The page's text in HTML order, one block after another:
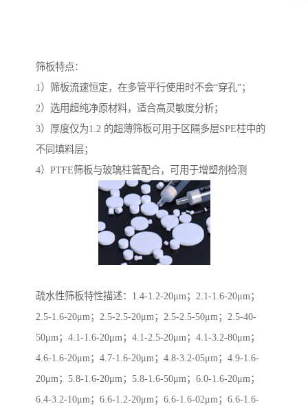
筛板特点：
1）筛板流速恒定，在多管平行使用时不会“穿孔”；
2）选用超纯净原材料，适合高灵敏度分析；
3）厚度仅为1.2 的超薄筛板可用于区隔多层SPE柱中的
不同填料层；
4）PTFE筛板与玻璃柱管配合，可用于增塑剂检测
疏水性筛板特性描述：1.4-1.2-20μm；2.1-1.6-20μm；
2.5-1.6-20μm；2.5-2.5-20μm；2.5-2.5-50μm；2.5-40-
50μm；4.1-1.6-20μm；4.1-2.5-20μm；4.1-3.2-80μm；
4.6-1.6-20μm；4.7-1.6-20μm；4.8-3.2-05μm；4.9-1.6-
20μm；5.8-1.6-20μm；5.8-1.6-50μm；6.0-1.6-20μm；
6.4-3.2-10μm；6.6-1.2-20μm；6.6-1.6-02μm；6.6-1.6-